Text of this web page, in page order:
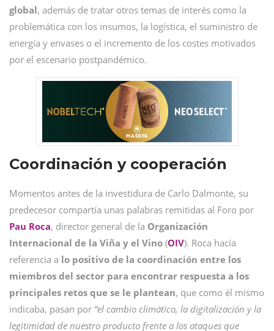
global, además de tratar otros temas de interés como la
problemática con los insumos, la logística, el suministro de
energía y envases o el incremento de los costes motivados
por el escenario postpandémico.
Coordinación y cooperación
Momentos antes de la investidura de Carlo Dalmonte, su
predecesor compartía unas palabras remitidas al Foro por
Pau Roca, director general de la Organización
Internacional de la Viña y el Vino (OIV). Roca hacía
referencia a lo positivo de la coordinación entre los
miembros del sector para encontrar respuesta a los
principales retos que se le plantean, que como él mismo
indicaba, pasan por “el cambio climático, la digitalización y la
legitimidad de nuestro producto frente a los ataques que